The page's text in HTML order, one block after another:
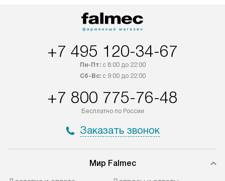
оплачивается дополнительно.
Возможна доставка товаров по
+7 495 120-34-67
Пн-Пт:с 8:00 до 22:00
Сб-Вс:с 9:00 до 22:00
+7 800 775-76-48
Бесплатно по России
Заказать звонок
Мир Falmec